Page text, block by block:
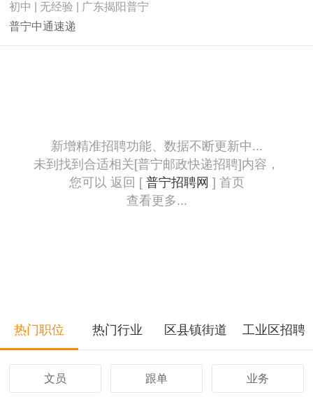
初中 | 无经验 | 广东揭阳普宁
普宁中通速递
新增精准招聘功能、数据不断更新中...
未到找到合适相关[普宁邮政快递招聘]内容，
您可以 返回 [ 普宁招聘网 ] 首页
查看更多...
热门职位 热门行业 区县镇街道 工业区招聘
文员 跟单 业务